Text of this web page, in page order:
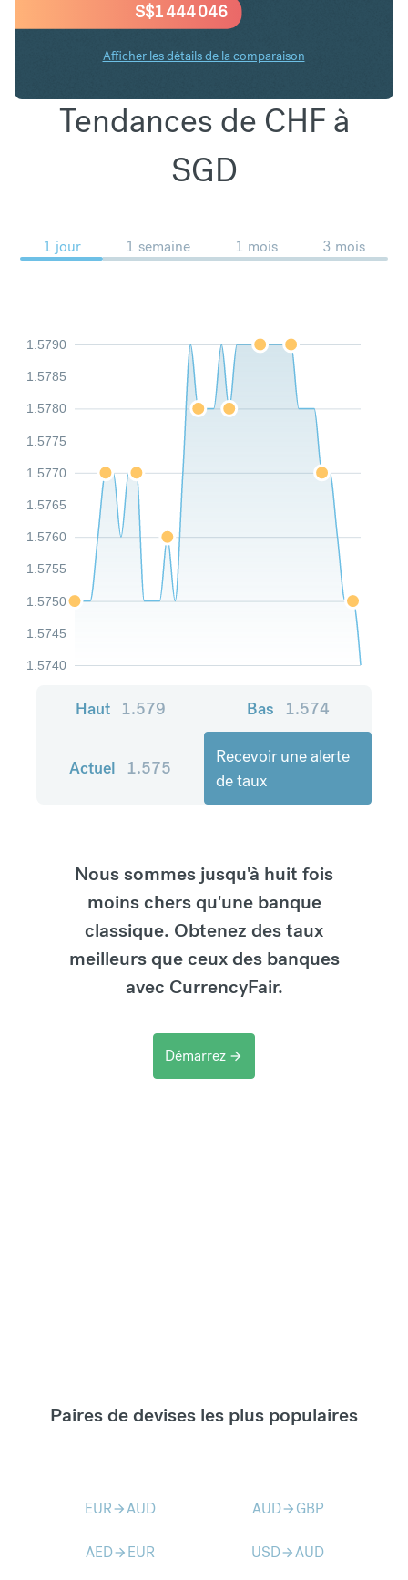
S$1 444 046
Afficher les détails de la comparaison
Tendances de CHF à
SGD
1 jour 1 semaine 1 mois 3 mois
1.5740
1.5745
1.5750
1.5755
1.5760
1.5765
1.5770
1.5775
1.5780
1.5785
1.5790
Haut 1.579 Bas 1.574
Actuel 1.575
Recevoir une alerte
de taux
Nous sommes jusqu'à huit fois
moins chers qu'une banque
classique. Obtenez des taux
meilleurs que ceux des banques
avec CurrencyFair.
Démarrez arrow_forward
Paires de devises les plus populaires
EURarrow_forwardAUD AUDarrow_forward GBP
AEDarrow_forward EUR USDarrow_forwardAUD